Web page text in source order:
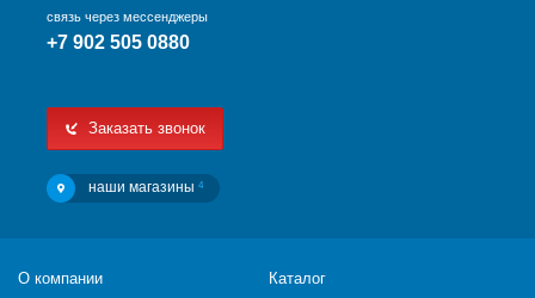
связь через мессенджеры
+7 902 505 0880
Заказать звонок
наши магазины 4
О компании
Каталог